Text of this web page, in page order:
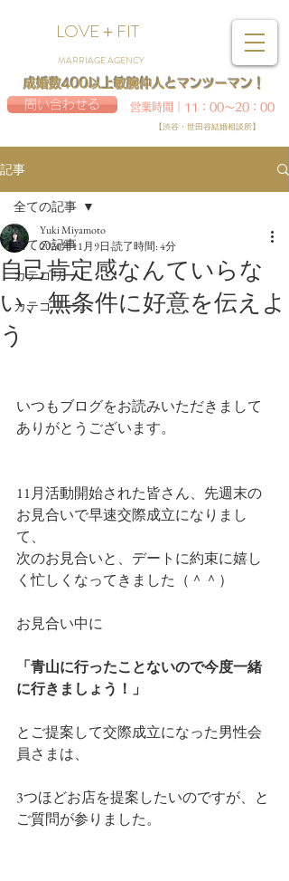
LOVE＋FIT
MARRIAGE AGENCY
問い合わせる
【渋谷・世田谷結婚相談所】
成婚数400以上敏腕仲人とマンツーマン！
営業時間｜11：00～20：00
記事
全ての記事
カテゴリー 1
カテゴリー 2
全ての記事
自己肯定感なんていらな
い、無条件に好意を伝えよ
う
Yuki Miyamoto
2020年11月9日 読了時間: 4分
いつもブログをお読みいただきまして
ありがとうございます。
11月活動開始された皆さん、先週末の
お見合いで早速交際成立になりまし
て、
次のお見合いと、デートに約束に嬉し
く忙しくなってきました（＾＾）
お見合い中に
「青山に行ったことないので今度一緒
に行きましょう！」
とご提案して交際成立になった男性会
員さまは、
3つほどお店を提案したいのですが、と
ご質問が参りました。